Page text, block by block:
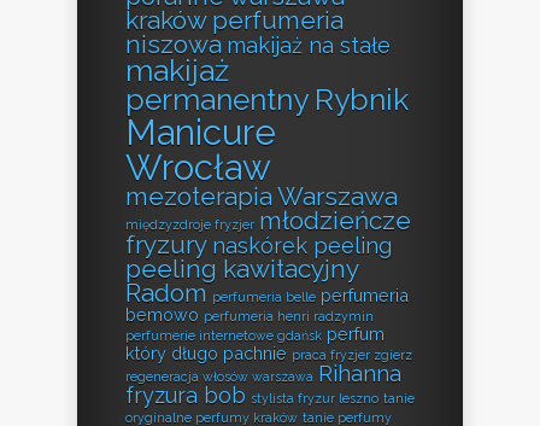
kraków perfumeria
niszowa makijaż na stałe
makijaż
permanentny Rybnik
Manicure
Wrocław
mezoterapia Warszawa
międzyzdroje fryzjer młodzieńcze
fryzury naskórek peeling
peeling kawitacyjny
Radom perfumeria belle perfumeria
bemowo perfumeria henri radzymin
perfumerie internetowe gdańsk perfum
który długo pachnie praca fryzjer zgierz
regeneracja włosów warszawa Rihanna
fryzura bob stylista fryzur leszno tanie
oryginalne perfumy kraków tanie perfumy